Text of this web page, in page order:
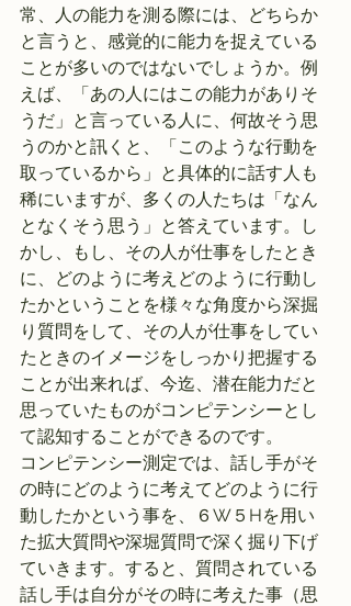
常、人の能力を測る際には、どちらか
と言うと、感覚的に能力を捉えている
ことが多いのではないでしょうか。例
えば、「あの人にはこの能力がありそ
うだ」と言っている人に、何故そう思
うのかと訊くと、「このような行動を
取っているから」と具体的に話す人も
稀にいますが、多くの人たちは「なん
となくそう思う」と答えています。し
かし、もし、その人が仕事をしたとき
に、どのように考えどのように行動し
たかということを様々な角度から深掘
り質問をして、その人が仕事をしてい
たときのイメージをしっかり把握する
ことが出来れば、今迄、潜在能力だと
思っていたものがコンピテンシーとし
て認知することができるのです。
コンピテンシー測定では、話し手がそ
の時にどのように考えてどのように行
動したかという事を、６W５Hを用い
た拡大質問や深堀質問で深く掘り下げ
ていきます。すると、質問されている
話し手は自分がその時に考えた事（思